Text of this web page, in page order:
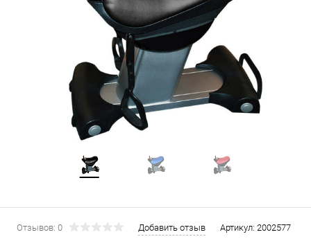
Отзывов: 0 Добавить отзыв Артикул: 2002577